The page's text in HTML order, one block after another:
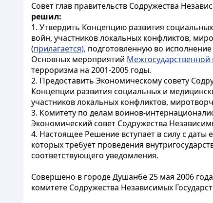
Совет глав правительств Содружества
решил:
1. Утвердить Концепцию развития
войн, участников локальных конфликтов,
(прилагается), подготовленную во исполнение
Основных мероприятий
терроризма на 2001-2005 годы.
2. Предоставить Экономическому совету
Концепции развития социальных и
участников локальных конфликтов,
3. Комитету по делам воинов-
Экономический совет Содружества
4. Настоящее Решение вступает в силу с даты
которых требует проведения
соответствующего уведомления.
Совершено в городе Душанбе 25 мая 2006
комитете Содружества Независимых